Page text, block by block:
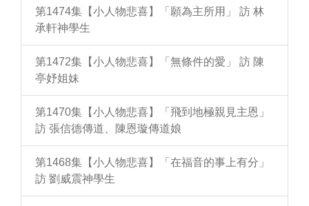
第1474集【小人物悲喜】「願為主所用」 訪 林
承軒神學生
第1472集【小人物悲喜】「無條件的愛」 訪 陳
亭妤姐妹
第1470集【小人物悲喜】「飛到地極親見主恩」
訪 張信德傳道、陳恩璇傳道娘
第1468集【小人物悲喜】「在福音的事上有分」
訪 劉威震神學生